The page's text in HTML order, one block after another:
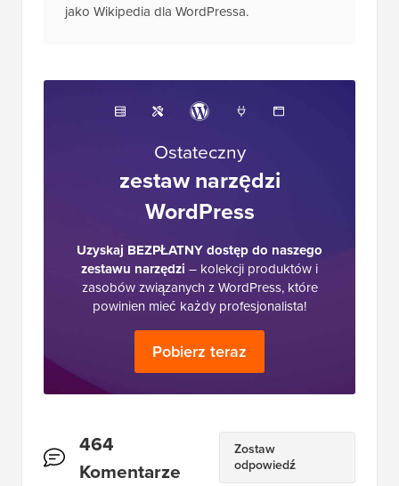
jako Wikipedia dla WordPressa.
Ostateczny
zestaw narzędzi
WordPress
Uzyskaj BEZPŁATNY dostęp do naszego
zestawu narzędzi – kolekcji produktów i
zasobów związanych z WordPress, które
powinien mieć każdy profesjonalista!
Pobierz teraz
Interakcje
czytelników
464
Komentarze
Zostaw
odpowiedź